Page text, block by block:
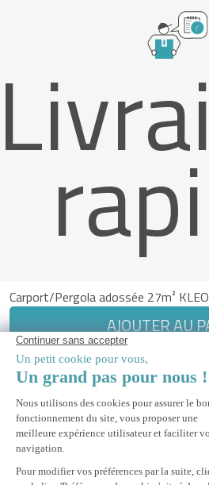
Carport/Pergola adossée 27m²
AJOUTER AU
Paiement